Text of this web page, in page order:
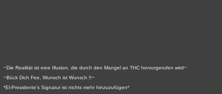
~Die Realität ist eine Illusion, die durch den Mangel an THC hervorgerufen wird~
~Bück Dich Fee, Wunsch ist Wunsch !!~
*El-Presidente's Signatur ist nichts mehr hinzuzufügen*